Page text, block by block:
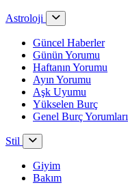
Astroloji
Güncel Haberler
Günün Yorumu
Haftanın Yorumu
Ayın Yorumu
Aşk Uyumu
Yükselen Burç
Genel Burç Yorumları
Stil
Giyim
Bakım